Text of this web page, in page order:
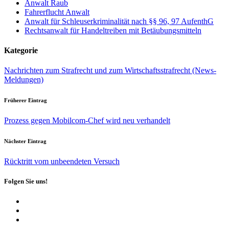
Anwalt Raub
Fahrerflucht Anwalt
Anwalt für Schleuserkriminalität nach §§ 96, 97 AufenthG
Rechtsanwalt für Handeltreiben mit Betäubungsmitteln
Kategorie
Nachrichten zum Strafrecht und zum Wirtschaftsstrafrecht (News-
Meldungen)
Früherer Eintrag
Prozess gegen Mobilcom-Chef wird neu verhandelt
Nächster Eintrag
Rücktritt vom unbeendeten Versuch
Folgen Sie uns!